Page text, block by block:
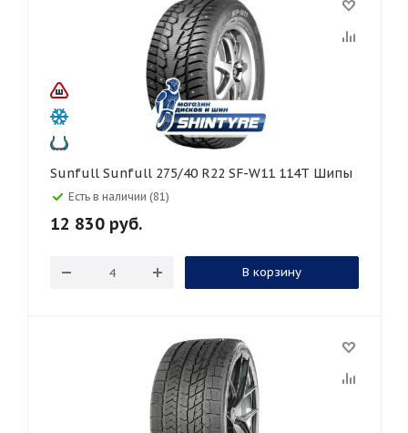
Sunfull Sunfull 275/40 R22 SF-W11 114T Шипы
Есть в наличии (81)
12 830 руб.
В корзину